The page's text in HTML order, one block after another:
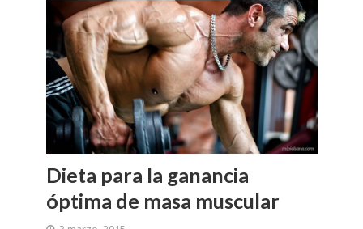
Dieta para la ganancia
óptima de masa muscular